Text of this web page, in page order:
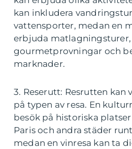
kan inkludera
vattensporter, medan en
erbjuda matlagningsturer,
gourmetprovningar och
marknader.
3. Reserutt: Resrutten kan
på typen av resa. En
besök på historiska
Paris och andra städer
medan en vinresa kan ta